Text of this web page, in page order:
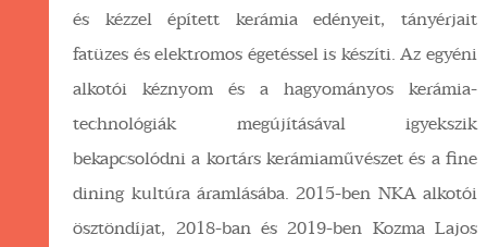
és kézzel épített kerámia edényeit, tányérjait
fatüzes és elektromos égetéssel is készíti. Az egyéni
alkotói kéznyom és a hagyományos kerámia-
technológiák megújításával igyekszik
bekapcsolódni a kortárs kerámiaművészet és a fine
dining kultúra áramlásába. 2015-ben NKA alkotói
ösztöndíjat, 2018-ban és 2019-ben Kozma Lajos